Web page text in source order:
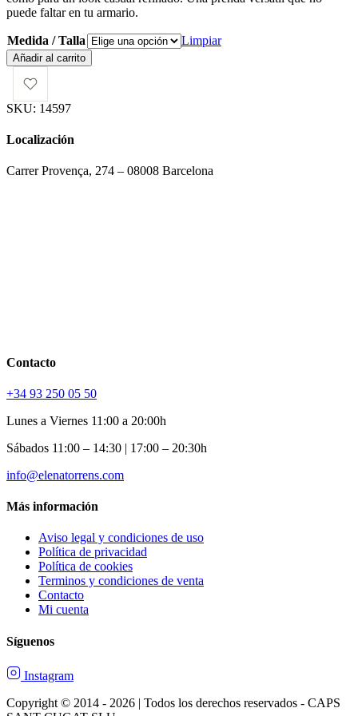
puede faltar en tu armario.
Medida / Talla
Limpiar
Blusa
Carmen
Angel
cantidad
Añadir al carrito
SKU: 14597
Localización
Carrer Provença, 274 – 08008 Barcelona
Contacto
+34 93 250 05 50
Lunes a Viernes 11:00 a 20:00h
Sábados 11:00 – 14:30 | 17:00 – 20:30h
info@elenatorrens.com
Más información
Aviso legal y condiciones de uso
Política de privacidad
Política de cookies
Terminos y condiciones de venta
Contacto
Mi cuenta
Síguenos
Instagram
Copyright © 2014 - 2026 | Todos los derechos reservados - CAPS